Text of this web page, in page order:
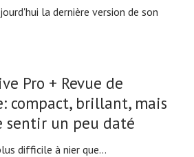
la dernière version de son
Pro + Revue de
compact, brillant, mais
sentir un peu daté
difficile à nier que...